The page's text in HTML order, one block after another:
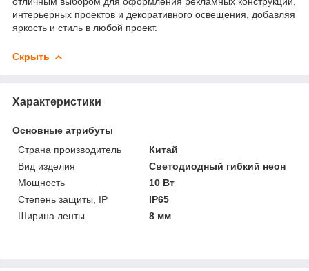
интерьерных проектов и декоративного освещения, добавляя
яркость и стиль в любой проект.
Скрыть
Характеристики
Основные атрибуты
Страна производитель
Китай
Вид изделия
Светодиодный гибкий неон
Мощность
10 Вт
Степень защиты, IP
IP65
Ширина ленты
8 мм